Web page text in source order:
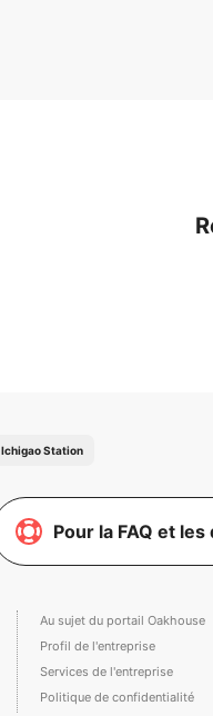
Ichigao Station
Pour la FAQ et
Au sujet du portail Oakhouse
Profil de l'entreprise
Services de l'entreprise
Politique de confidentialité